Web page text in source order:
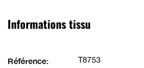
Informations tissu
Référence: T8753